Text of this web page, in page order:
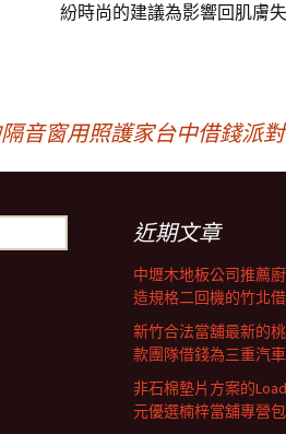
紛時尚的建議為影響回肌膚
音窗用照護家台中借錢派
近期文章
中壢木地板公司推薦
造規格二回機的竹北
新竹合法當舖最新的
款團隊借錢為三重汽
非石棉墊片方案的
元優選楠梓當舖專營